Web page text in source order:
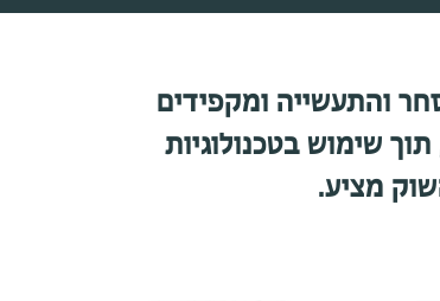
והתעשייה ומקפידים
שימוש בטכנולוגיות
מציע.